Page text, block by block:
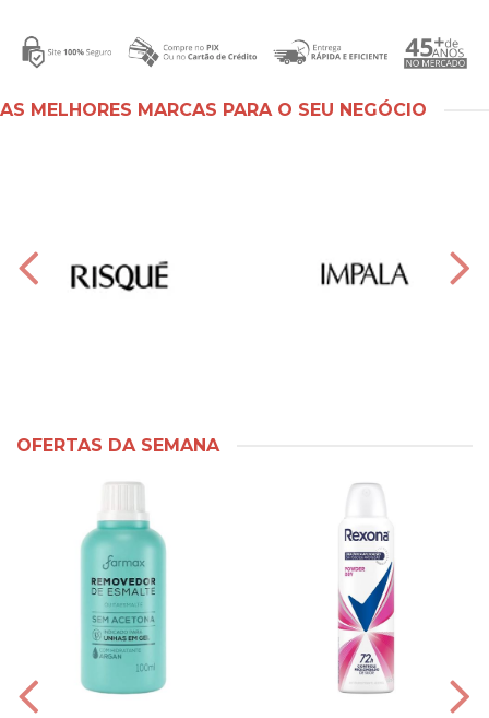
AS MELHORES MARCAS PARA O SEU NEGÓCIO
OFERTAS DA SEMANA